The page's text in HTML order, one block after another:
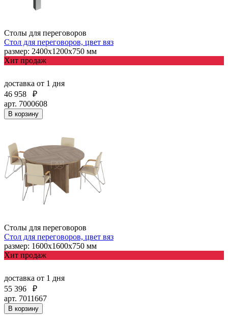
Столы для переговоров
Стол для переговоров, цвет вяз
размер: 2400х1200х750 мм
Хит продаж
доставка от 1 дня
46 958
₽
арт. 7000608
В корзину
Столы для переговоров
Стол для переговоров, цвет вяз
размер: 1600x1600х750 мм
Хит продаж
доставка от 1 дня
55 396
₽
арт. 7011667
В корзину